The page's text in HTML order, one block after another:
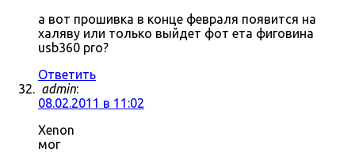
а вот прошивка в конце февраля появится на
халяву или только выйдет фот ета фиговина
usb360 pro?
Ответить
admin:
08.02.2011 в 11:02
Xenon
мог